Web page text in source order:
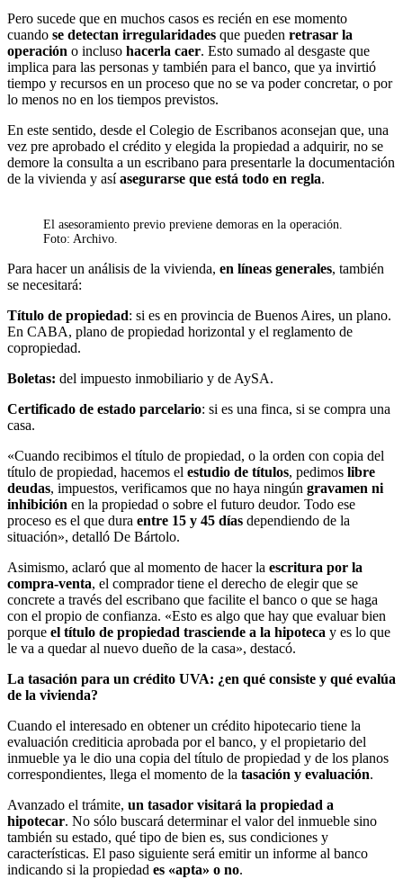
Pero sucede que en muchos casos es recién en ese momento
cuando se detectan irregularidades que pueden retrasar la
operación o incluso hacerla caer. Esto sumado al desgaste que
implica para las personas y también para el banco, que ya invirtió
tiempo y recursos en un proceso que no se va poder concretar, o por
lo menos no en los tiempos previstos.
En este sentido, desde el Colegio de Escribanos aconsejan que, una
vez pre aprobado el crédito y elegida la propiedad a adquirir, no se
demore la consulta a un escribano para presentarle la documentación
de la vivienda y asíasegurarse que está todo en regla.
El asesoramiento previo previene demoras en la operación.
Foto: Archivo.
Para hacer un análisis de la vivienda, en líneas generales, también
se necesitará:
Título de propiedad: si es en provincia de Buenos Aires, un plano.
En CABA, plano de propiedad horizontal y el reglamento de
copropiedad.
Boletas: del impuesto inmobiliario y de AySA.
Certificado de estado parcelario: si es una finca, si se compra una
casa.
«Cuando recibimos el título de propiedad, o la orden con copia del
título de propiedad, hacemos el estudio de títulos, pedimos libre
deudas, impuestos, verificamos que no haya ningún gravamen ni
inhibición en la propiedad o sobre el futuro deudor. Todo ese
proceso es el que dura entre 15 y 45 días dependiendo de la
situación», detalló De Bártolo.
Asimismo, aclaró que al momento de hacer la escritura por la
compra-venta, el comprador tiene el derecho de elegir que se
concrete a través del escribano que facilite el banco o que se haga
con el propio de confianza. «Esto es algo que hay que evaluar bien
porque el título de propiedad trasciende a la hipoteca y es lo que
le va a quedar al nuevo dueño de la casa», destacó.
La tasación para un crédito UVA: ¿en qué consiste y qué evalúa
de la vivienda?
Cuando el interesado en obtener un crédito hipotecario tiene la
evaluación crediticia aprobada por el banco, y el propietario del
inmueble ya le dio una copia del título de propiedad y de los planos
correspondientes, llega el momento de la tasación y evaluación.
Avanzado el trámite, un tasador visitará la propiedad a
hipotecar. No sólo buscará determinar el valor del inmueble sino
también su estado, qué tipo de bien es, sus condiciones y
características. El paso siguiente será emitir un informe al banco
indicando si la propiedad es «apta» o no.